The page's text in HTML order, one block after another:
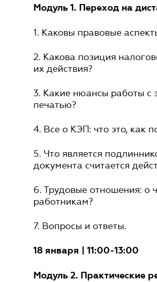
Модуль 1. Переход на
1. Каковы правовые
2. Какова позиция
их действия?
3. Какие нюансы работы с
печатью?
4. Все о КЭП: что это, как
5. Что является
документа считается
6. Трудовые отношения: о
работникам?
7. Вопросы и ответы.
18 января | 11:00-13:00
Модуль 2. Практические